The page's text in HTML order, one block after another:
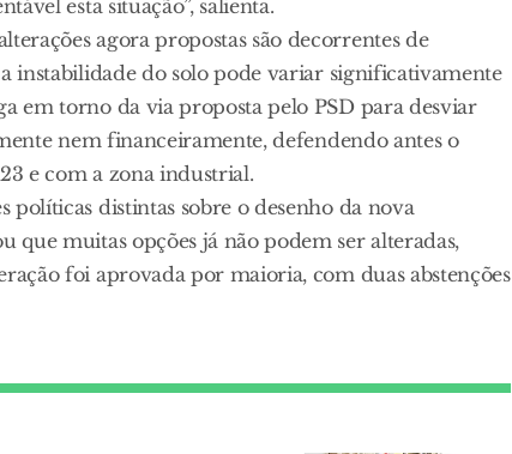
esta situação”, salienta.
agora propostas são decorrentes de
instabilidade do solo pode variar significativamente
em torno da via proposta pelo PSD para desviar
nem financeiramente, defendendo antes o
e com a zona industrial.
políticas distintas sobre o desenho da nova
que muitas opções já não podem ser alteradas,
foi aprovada por maioria, com duas abstenções